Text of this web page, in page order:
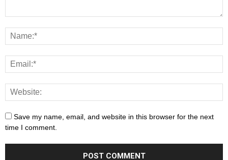
Save my name, email, and website in this browser for the next
time I comment.